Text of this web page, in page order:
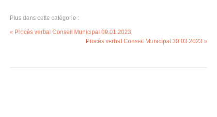
Plus dans cette catégorie :
« Procès verbal Conseil Municipal 09.01.2023
Procès verbal Conseil Municipal 30.03.2023 »